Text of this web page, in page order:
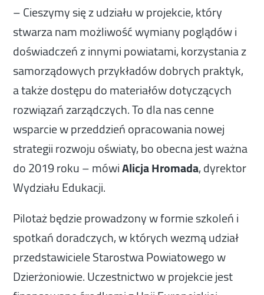
– Cieszymy się z udziału w projekcie, który
stwarza nam możliwość wymiany poglądów i
doświadczeń z innymi powiatami, korzystania z
samorządowych przykładów dobrych praktyk,
a także dostępu do materiałów dotyczących
rozwiązań zarządczych. To dla nas cenne
wsparcie w przeddzień opracowania nowej
strategii rozwoju oświaty, bo obecna jest ważna
do 2019 roku – mówiAlicja Hromada, dyrektor
Wydziału Edukacji.
Pilotaż będzie prowadzony w formie szkoleń i
spotkań doradczych, w których wezmą udział
przedstawiciele Starostwa Powiatowego w
Dzierżoniowie. Uczestnictwo w projekcie jest